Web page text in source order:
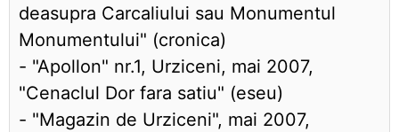
deasupra Carcaliului sau Monumentul
Monumentului" (cronica)
- "Apollon" nr.1, Urziceni, mai 2007,
"Cenaclul Dor fara satiu" (eseu)
- "Magazin de Urziceni", mai 2007,